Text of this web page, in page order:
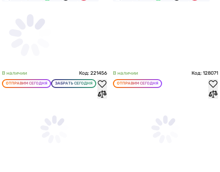
В наличии Код: 221456
ОТПРАВИМ СЕГОДНЯ ЗАБРАТЬ СЕГОДНЯ
В наличии Код: 128071
ОТПРАВИМ СЕГОДНЯ